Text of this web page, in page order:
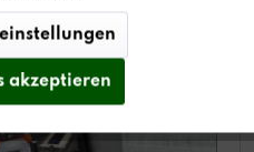
akzeptieren